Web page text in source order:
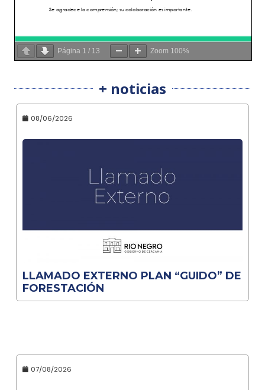
Página 1 / 13 Zoom 100%
+ noticias
08/06/2026
LLAMADO EXTERNO PLAN “GUIDO” DE
FORESTACIÓN
07/08/2026